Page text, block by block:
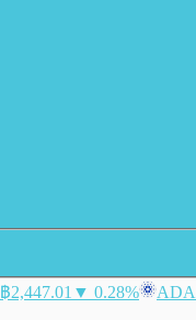
฿2,447.01 ▼ 0.28% ADA